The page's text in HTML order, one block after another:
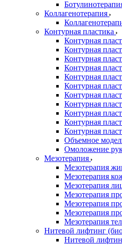
Коллагенотерапия
Контурная пластика
Контурная
Контурная
Контурная
Контурная
Контурная
Контурная
Контурная
Контурная
Контурная
Контурная
Контурная
Объемное
Омоложение
Мезотерапия
Мезотерапия
Мезотерапия
Мезотерапия
Мезотерапия
Мезотерапия
Мезотерапия
Мезотерапия
Нитевой лифтинг
Нитевой